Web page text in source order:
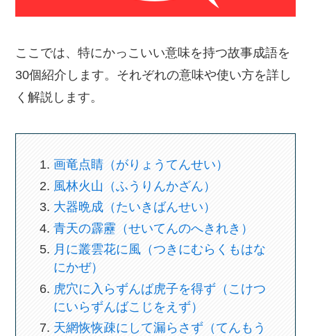
ここでは、特にかっこいい意味を持つ故事成語を
30個紹介します。それぞれの意味や使い方を詳し
く解説します。
画竜点睛（がりょうてんせい）
風林火山（ふうりんかざん）
大器晩成（たいきばんせい）
青天の霹靂（せいてんのへきれき）
月に叢雲花に風（つきにむらくもはな
にかぜ）
虎穴に入らずんば虎子を得ず（こけつ
にいらずんばこじをえず）
天網恢恢疎にして漏らさず（てんもう